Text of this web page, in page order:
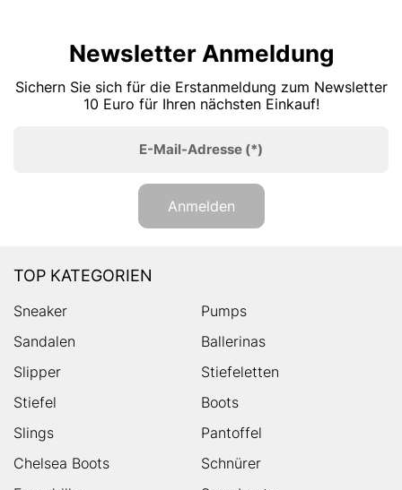
Newsletter Anmeldung
Sichern Sie sich für die Erstanmeldung zum Newsletter
10 Euro für Ihren nächsten Einkauf!
E-Mail-Adresse (*)
Anmelden
TOP KATEGORIEN
Sneaker
Pumps
Sandalen
Ballerinas
Slipper
Stiefeletten
Stiefel
Boots
Slings
Pantoffel
Chelsea Boots
Schnürer